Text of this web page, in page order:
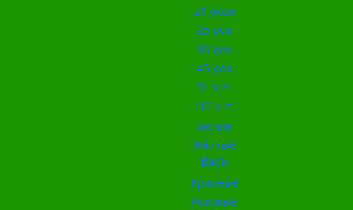
21 роза
25 роз
35 роз
45 роз
51 шт.
101 шт.
Белые
Жёлтые
Back
Красные
Розовые